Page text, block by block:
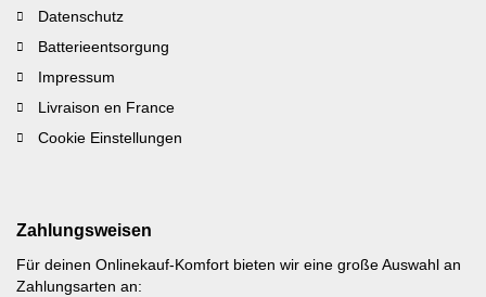
Datenschutz
Batterieentsorgung
Impressum
Livraison en France
Cookie Einstellungen
Zahlungsweisen
Für deinen Onlinekauf-Komfort bieten wir eine große Auswahl an
Zahlungsarten an: